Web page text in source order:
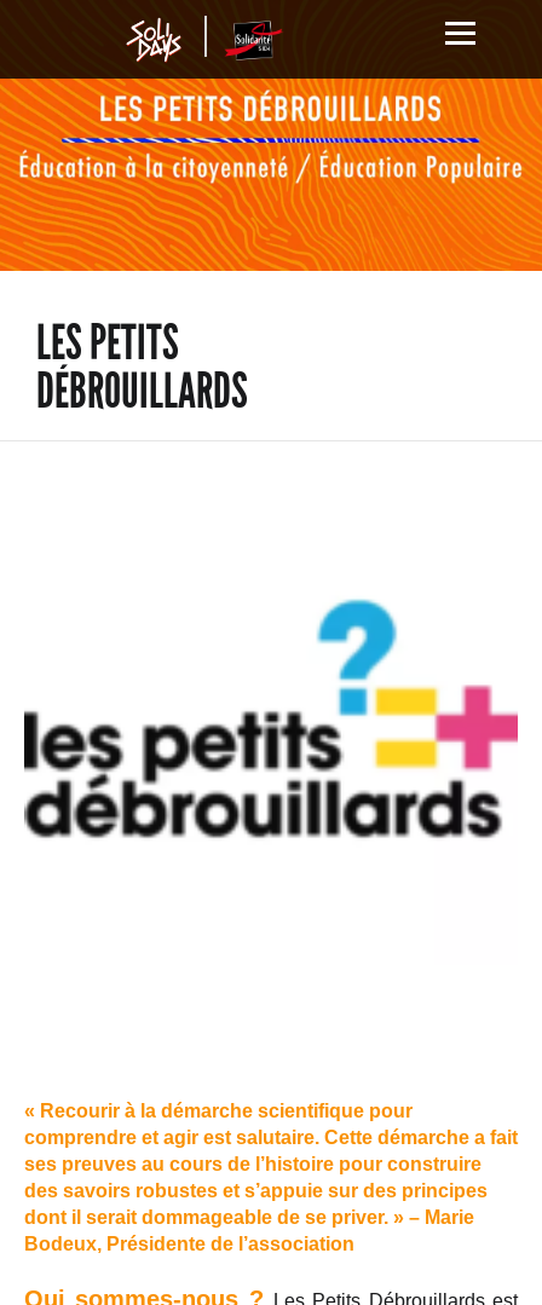
LES PETITS
DÉBROUILLARDS
« Recourir à la démarche scientifique pour
comprendre et agir est salutaire. Cette démarche a fait
ses preuves au cours de l’histoire pour construire
des savoirs robustes et s’appuie sur des principes
dont il serait dommageable de se priver. » – Marie
Bodeux, Présidente de l’association
Qui sommes-nous ?
Les Petits Débrouillards est